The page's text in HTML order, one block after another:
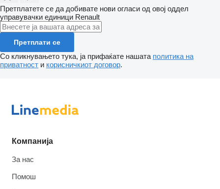
Претплатете се да добивате нови огласи од овој оддел
управувачки единици Renault
Претплати се
Со кликнувањето тука, ја прифаќате нашата политика на
приватност и корисничкиот договор.
Компанија
За нас
Помош